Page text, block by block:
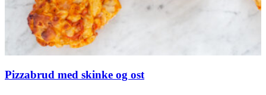
Pizzabrud med skinke og ost